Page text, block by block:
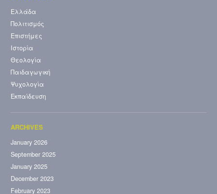
Ελλάδα
Πολιτισμός
Επιστήμες
Ιστορία
Θεολογία
Παιδαγωγική
Ψυχολογία
Εκπαίδευση
January 2026
September 2025
January 2025
December 2023
February 2023